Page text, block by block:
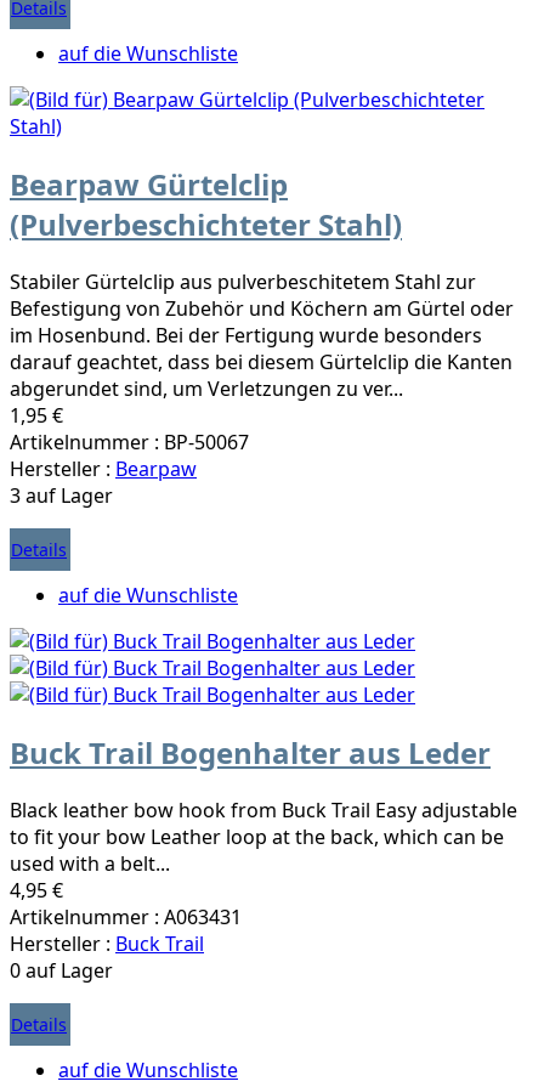
Details
auf die Wunschliste
Bearpaw Gürtelclip
(Pulverbeschichteter Stahl)
Stabiler Gürtelclip aus pulverbeschitetem Stahl zur
Befestigung von Zubehör und Köchern am Gürtel oder
im Hosenbund. Bei der Fertigung wurde besonders
darauf geachtet, dass bei diesem Gürtelclip die Kanten
abgerundet sind, um Verletzungen zu ver...
1,95 €
Artikelnummer : BP-50067
Hersteller : Bearpaw
3 auf Lager
Details
auf die Wunschliste
Buck Trail Bogenhalter aus Leder
Black leather bow hook from Buck Trail Easy adjustable
to fit your bow Leather loop at the back, which can be
used with a belt...
4,95 €
Artikelnummer : A063431
Hersteller : Buck Trail
0 auf Lager
Details
auf die Wunschliste